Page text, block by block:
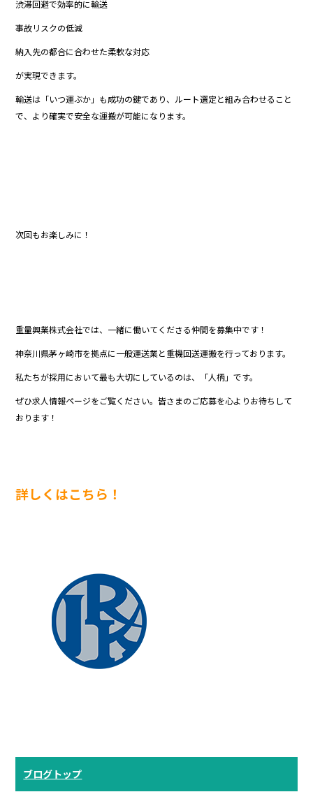
渋滞回避で効率的に輸送
事故リスクの低減
納入先の都合に合わせた柔軟な対応
が実現できます。
輸送は「いつ運ぶか」も成功の鍵であり、ルート選定と組み合わせること
で、より確実で安全な運搬が可能になります。
次回もお楽しみに！
重量興業株式会社では、一緒に働いてくださる仲間を募集中です！
神奈川県茅ヶ崎市を拠点に一般運送業と重機回送運搬を行っております。
私たちが採用において最も大切にしているのは、「人柄」です。
ぜひ求人情報ページをご覧ください。皆さまのご応募を心よりお待ちして
おります！
詳しくはこちら！
ブログトップ